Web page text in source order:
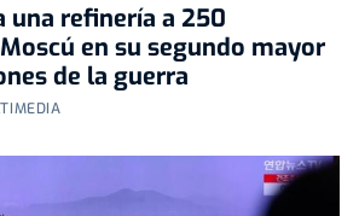
una refinería a 250
en su segundo mayor
de la guerra